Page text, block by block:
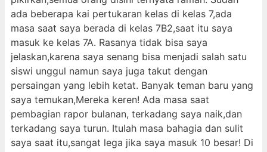
ada beberapa kai pertukaran kelas di kelas 7,ada
masa saat saya berada di kelas 7B2,saat itu saya
masuk ke kelas 7A. Rasanya tidak bisa saya
jelaskan,karena saya senang bisa menjadi salah satu
siswi unggul namun saya juga takut dengan
persaingan yang lebih ketat. Banyak teman baru yang
saya temukan,Mereka keren! Ada masa saat
pembagian rapor bulanan, terkadang saya naik,dan
terkadang saya turun. Itulah masa bahagia dan sulit
saya saat itu,sangat lega jika saya masuk 10 besar! Di